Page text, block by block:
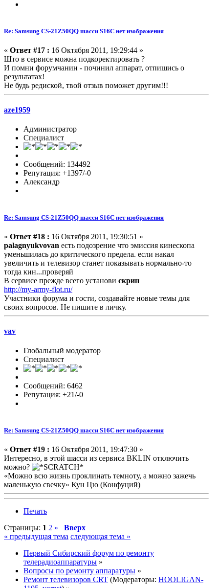
Re: Samsung CS-21Z50QQ шасси S16C нет изображения
« Ответ #17 : 16 Октября 2011, 19:29:44 »
Што в сервисе можна подкоректировать ?
И помни форумчанин - починил аппарат, отпишись о
результатах!
Не будь редиской, твой отзыв поможет другим!!!
aze1959
Администратор
Специалист
Сообщений: 134492
Репутация: +1397/-0
Александр
Re: Samsung CS-21Z50QQ шасси S16C нет изображения
« Ответ #18 : 16 Октября 2011, 19:30:51 »
palagnyukvovan есть подозрение что эмиссия кинескопа
уменьшилась до критического предела. если накал
увеличить и телевизор станет показывать нормально-то
тогда кин...проверяй
В сервисе прежде всего установи скрин
http://my-army-flot.ru/
Участники форума и гости, создавайте новые темы для
своих вопросов. Не пишите в личку.
vav
Глобальный модератор
Специалист
Сообщений: 6462
Репутация: +21/-0
Re: Samsung CS-21Z50QQ шасси S16C нет изображения
« Ответ #19 : 16 Октября 2011, 19:47:30 »
Интересно, в этой шасси из сервиса BKLIN отключить
можно?
«Можно всю жизнь проклинать темноту, а можно зажечь
маленькую свечку» Кун Цю (Конфуций)
Печать
Страницы: 1 2 »
Вверх
« предыдущая тема следующая тема »
Первый Сибирский форум по ремонту
телерадиоаппаратуры »
Вопросы по ремонту аппаратуры »
Ремонт телевизоров CRT (Модераторы: HOOLIGAN-